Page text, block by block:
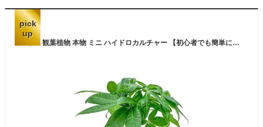
pick
up
パキラ 観葉植物 本物 ミニ ハイドロカルチャー 【初心者でも簡単に育てられる】 植物 土を使わない 【虫が湧きにくくお手入れ簡単】 室内 おしゃれ [ miipas （ ミィパス ） ]